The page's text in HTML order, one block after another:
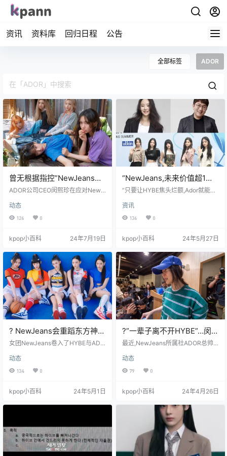
资讯 资料库 回归日程 公告
全部标签 ADOR
曾无根据指控”NewJeans被
抄袭”的闵熙珍，自身遭遇抄
来”
ADOR公司CEO闵熙珍在应对NewJ
国乐队Shakatak的歌曲时，要求对
方提供"具有公信力的分析报告"。这
比，引发公众质疑。 主要内容 Shak
ak通过WISE MUSIC GROUP提出N
ewJeans的《Bubble …
动态
126 0
kpop小百科 24年7月19日
“NewJeans,未来价值超1兆
韩元!”…闵熙珍、李副代表聊
“只要让HYBE焦头烂额,Ador就能获
要”·“果然还是得借助媒体的力量” 今
年2月,闵代表的得力助手李副代表以
(?)。李副代表对闵代表说,咱们得让
获得自由。他们要揭露HYBE多厂牌
体制、IT业务背后的虚假面目。他们
对HYBE的经营方式很不满,并制定…
资讯
136 0
kpop小百科 24年5月27日
? NewJeans会重蹈东方神起
覆辙吗?
女团NewJeans卷入了HYBE与ADO
专属合同解除临时处分诉讼。这与2
009年东方神起为结束与SM的合约
而采取的做法如出一辙。 HYBE与A
源于HYBE和合资公司ADOR之间的
免…
动态
134 0
kpop小百科 24年5月1日
?”一辈子离不开HYBE”…闵
熙珍吐槽的”股东协议”到底
最近,NewJeans所属社ADOR总帅
引发了广泛关注。尤其是闵代表抱
怨"一辈子被HYBE捆绑",对"股东协
议"表示不满,很多人都好奇协议的内
满? 据投行业界透露,拥有ADOR 8
的闵熙珍代表等经营层签订了ADOR
股东协议。闵代表的问题就出在协
动态
79 0
kpop小百科 24年4月26日